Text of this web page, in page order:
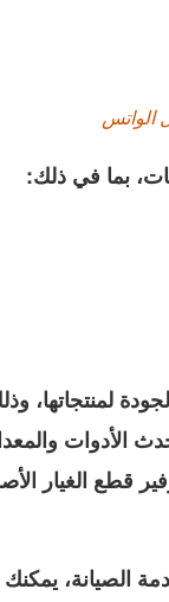
الواتس
بما في ذلك:
لمنتجاتها،
الأدوات
قطع الغيار
الصيانة، يمكنك